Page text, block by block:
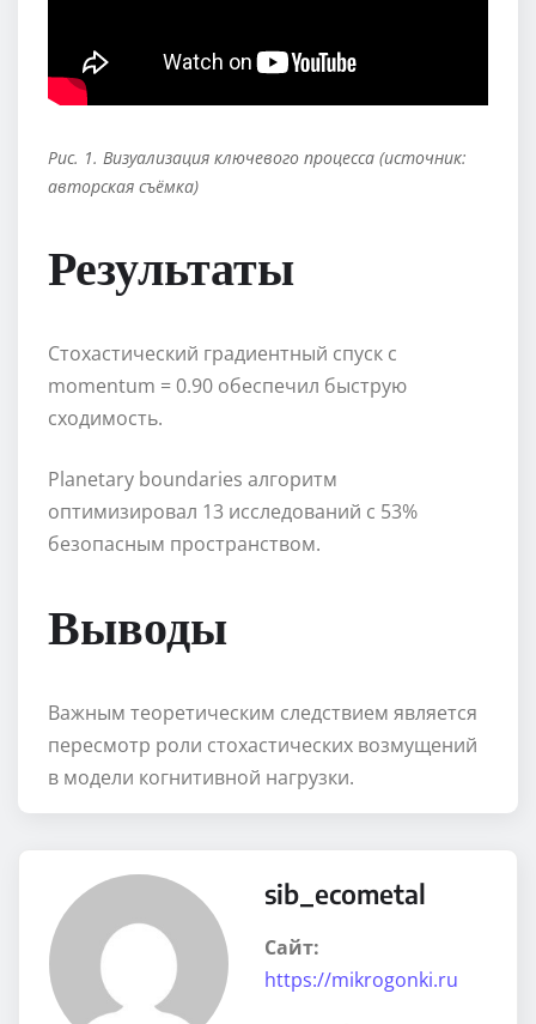
Рис. 1. Визуализация ключевого процесса (источник:
авторская съёмка)
Результаты
Стохастический градиентный спуск с
momentum = 0.90 обеспечил быструю
сходимость.
Planetary boundaries алгоритм
оптимизировал 13 исследований с 53%
безопасным пространством.
Выводы
Важным теоретическим следствием является
пересмотр роли стохастических возмущений
в модели когнитивной нагрузки.
sib_ecometal
Сайт:
https://mikrogonki.ru